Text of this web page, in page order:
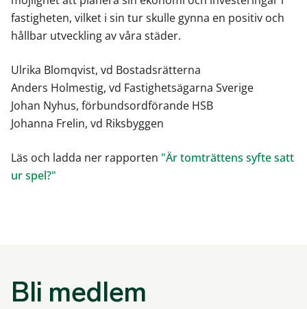
fastigheten, vilket i sin tur skulle gynna en positiv och
hållbar utveckling av våra städer.
Ulrika Blomqvist, vd Bostadsrätterna
Anders Holmestig, vd Fastighetsägarna Sverige
Johan Nyhus, förbundsordförande HSB
Johanna Frelin, vd Riksbyggen
Läs och ladda ner rapporten "Är tomträttens syfte satt
ur spel?"
Bli medlem